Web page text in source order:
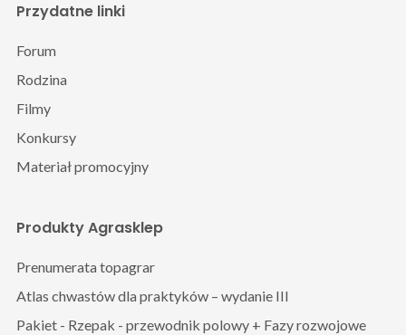
Produkty Agrasklep
Prenumerata topagrar
Atlas chwastów dla praktyków – wydanie III
Pakiet - Rzepak - przewodnik polowy + Fazy rozwojowe
Przydatne linki
Forum
Rodzina
Filmy
Konkursy
Materiał promocyjny